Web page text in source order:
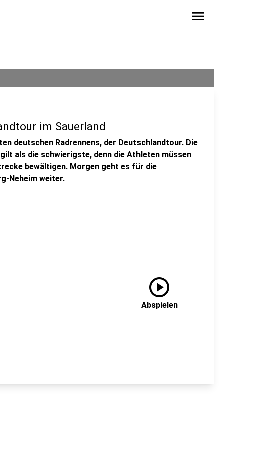
menu
im Sauerland
deutschen Radrennens, der Deutschlandtour. Die
als die schwierigste, denn die Athleten müssen
bewältigen. Morgen geht es für die
Neheim weiter.
play_circle
Abspielen